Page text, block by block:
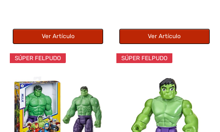
Ver Artículo Ver Artículo
SÚPER FELPUDO SÚPER FELPUDO